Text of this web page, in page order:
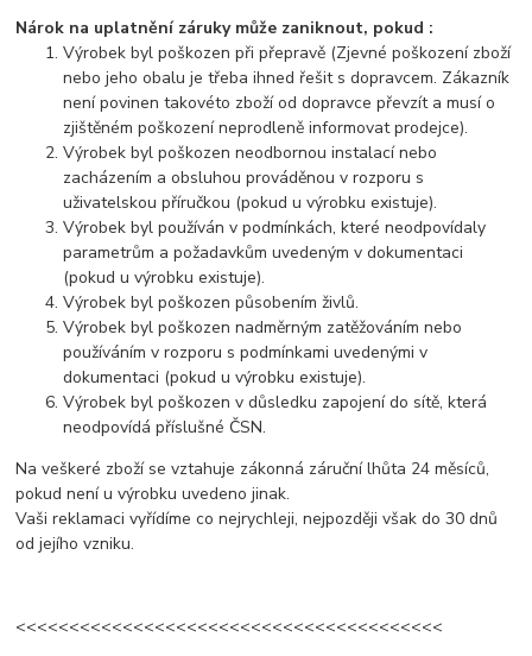
Nárok na uplatnění záruky může zaniknout, pokud :
Výrobek byl poškozen při přepravě (Zjevné poškození zboží
nebo jeho obalu je třeba ihned řešit s dopravcem. Zákazník
není povinen takovéto zboží od dopravce převzít a musí o
zjištěném poškození neprodleně informovat prodejce).
Výrobek byl poškozen neodbornou instalací nebo
zacházením a obsluhou prováděnou v rozporu s
uživatelskou příručkou (pokud u výrobku existuje).
Výrobek byl používán v podmínkách, které neodpovídaly
parametrům a požadavkům uvedeným v dokumentaci
(pokud u výrobku existuje).
Výrobek byl poškozen působením živlů.
Výrobek byl poškozen nadměrným zatěžováním nebo
používáním v rozporu s podmínkami uvedenými v
dokumentaci (pokud u výrobku existuje).
Výrobek byl poškozen v důsledku zapojení do sítě, která
neodpovídá příslušné ČSN.
Na veškeré zboží se vztahuje zákonná záruční lhůta 24 měsíců,
pokud není u výrobku uvedeno jinak.
Vaši reklamaci vyřídíme co nejrychleji, nejpozději však do 30 dnů
od jejího vzniku.
<<<<<<<<<<<<<<<<<<<<<<<<<<<<<<<<<<<<<<<<